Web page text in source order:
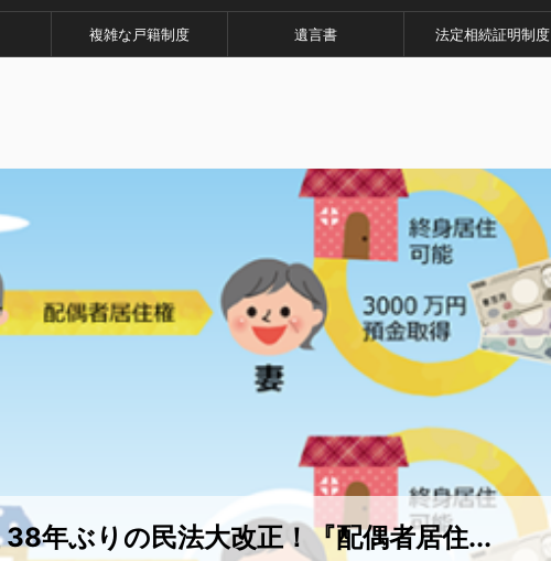
複雑な戸籍制度 遺言書 法定相続証明制度
年ぶりの民法大改正！『配偶者居住...